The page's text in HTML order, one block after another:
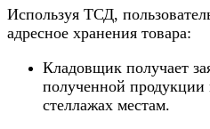
Используя ТСД,
адресное хранения товара:
Кладовщик получает
полученной
стеллажах местам.